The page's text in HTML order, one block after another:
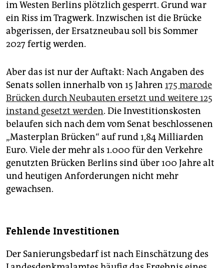
im Westen Berlins plötzlich gesperrt. Grund war
ein Riss im Tragwerk. Inzwischen ist die Brücke
abgerissen, der Ersatzneubau soll bis Sommer
2027 fertig werden.
Aber das ist nur der Auftakt: Nach Angaben des
Senats sollen innerhalb von 15 Jahren 175 marode
Brücken durch Neubauten ersetzt und weitere 125
instand gesetzt werden. Die Investitionskosten
belaufen sich nach dem vom Senat beschlossenen
„Masterplan Brücken“ auf rund 1,84 Milliarden
Euro. Viele der mehr als 1.000 für den Verkehre
genutzten Brücken Berlins sind über 100 Jahre alt
und heutigen Anforderungen nicht mehr
gewachsen.
Fehlende Investitionen
Der Sanierungsbedarf ist nach Einschätzung des